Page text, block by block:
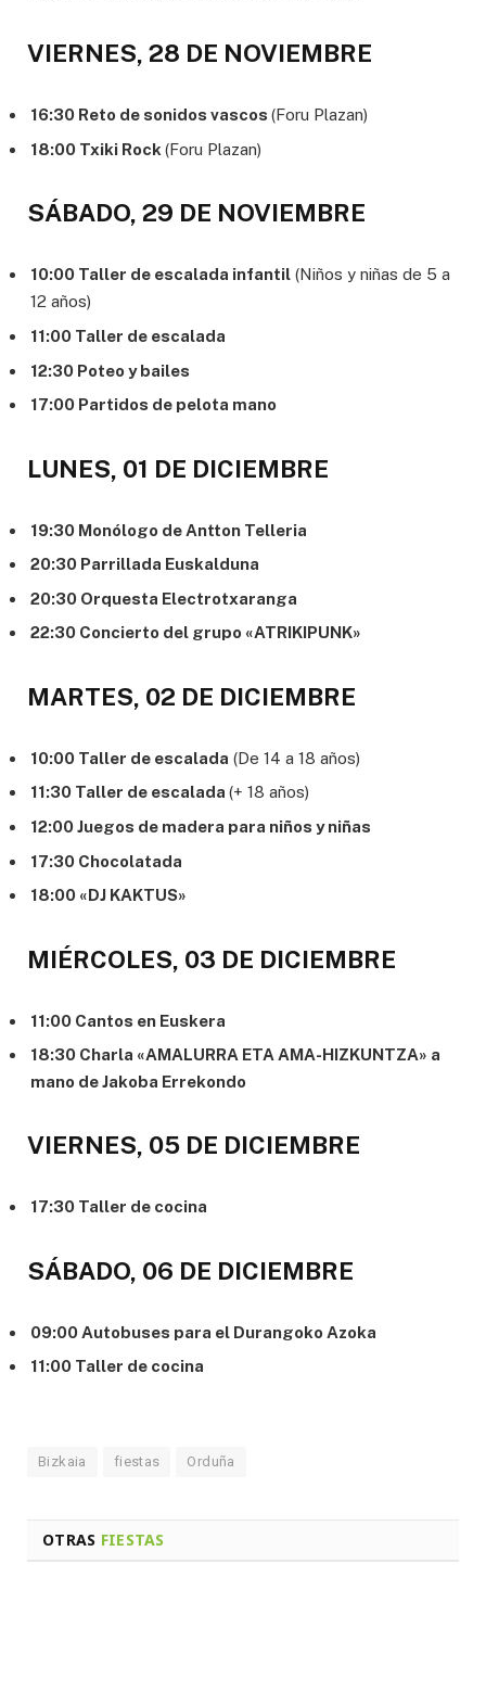
VIERNES, 28 DE NOVIEMBRE
16:30 Reto de sonidos vascos (Foru Plazan)
18:00 Txiki Rock (Foru Plazan)
SÁBADO, 29 DE NOVIEMBRE
10:00 Taller de escalada infantil (Niños y niñas de 5 a
12 años)
11:00 Taller de escalada
12:30 Poteo y bailes
17:00 Partidos de pelota mano
LUNES, 01 DE DICIEMBRE
19:30 Monólogo de Antton Telleria
20:30 Parrillada Euskalduna
20:30 Orquesta Electrotxaranga
22:30 Concierto del grupo «ATRIKIPUNK»
MARTES, 02 DE DICIEMBRE
10:00 Taller de escalada (De 14 a 18 años)
11:30 Taller de escalada (+ 18 años)
12:00 Juegos de madera para niños y niñas
17:30 Chocolatada
18:00 «DJ KAKTUS»
MIÉRCOLES, 03 DE DICIEMBRE
11:00 Cantos en Euskera
18:30 Charla «AMALURRA ETA AMA-HIZKUNTZA» a
mano de Jakoba Errekondo
VIERNES, 05 DE DICIEMBRE
17:30 Taller de cocina
SÁBADO, 06 DE DICIEMBRE
09:00 Autobuses para el Durangoko Azoka
11:00 Taller de cocina
Bizkaia fiestas Orduña
OTRAS FIESTAS